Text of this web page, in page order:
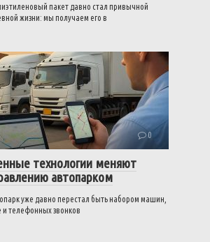
пакет давно стал привычной
жизни: мы получаем его в
0
технологии меняют
автопарком
уже давно перестал быть набором машин,
и телефонных звонков